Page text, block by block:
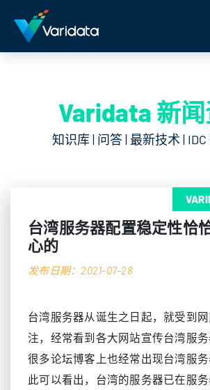
Varidata 新
知识库 | 问答 | 最新技术 |
台湾服务器配置稳定性恰
心的
发布日期：2021-07-28
台湾服务器从诞生之日起，就受到
注，经常看到各大网站宣传台湾服务
很多论坛博客上也经常出现台湾服
此可以看出，台湾的服务器已在服